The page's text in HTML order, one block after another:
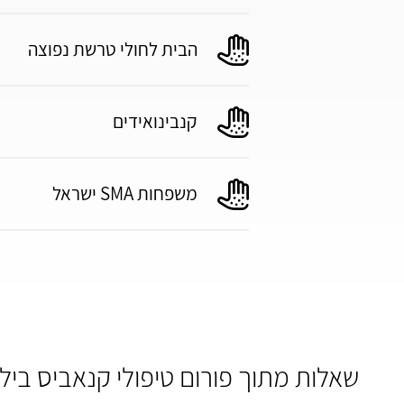
הבית לחולי טרשת נפוצה
קנבינואידים
משפחות SMA ישראל
שאלות מתוך פורום טיפולי קנאביס